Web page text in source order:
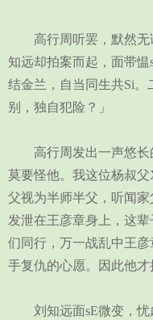
高行周听罢，默然无
知远却拍案而起，面带
结金兰，自当同生共Si
别，独自犯险？」
高行周发出一声悠长
莫要怪他。我这位杨叔
父视为半师半父，听闻
发泄在王彦章身上，这
们同行，万一战乱中王
手复仇的心愿。因此他才
刘知远面sE微变，忧